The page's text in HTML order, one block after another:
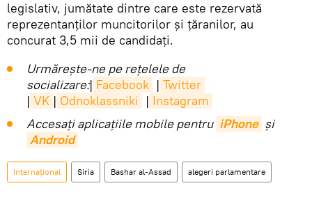
legislativ, jumătate dintre care este rezervată
reprezentanților muncitorilor și țăranilor, au
concurat 3,5 mii de candidați.
Urmărește-ne pe rețelele de
socializare:| Facebook | Twitter
| VK | Odnoklassniki | Instagram
Accesaţi aplicaţiile mobile pentru iPhone și
Android
Internaţional Siria Bashar al-Assad alegeri parlamentare